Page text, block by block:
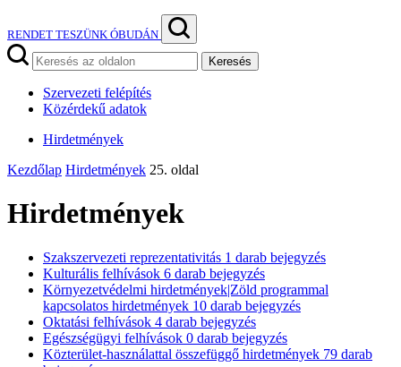
RENDET TESZÜNK ÓBUDÁN
Keresés
Szervezeti felépítés
Közérdekű adatok
Hirdetmények
Kezdőlap Hirdetmények 25. oldal
Hirdetmények
Szakszervezeti reprezentativitás 1 darab bejegyzés
Kulturális felhívások 6 darab bejegyzés
Környezetvédelmi hirdetmények|Zöld programmal
kapcsolatos hirdetmények 10 darab bejegyzés
Oktatási felhívások 4 darab bejegyzés
Egészségügyi felhívások 0 darab bejegyzés
Közterület-használattal összefüggő hirdetmények 79 darab